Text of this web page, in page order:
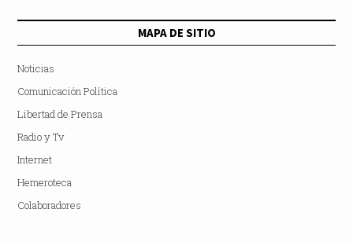
MAPA DE SITIO
Noticias
Comunicación Política
Libertad de Prensa
Radio y Tv
Internet
Hemeroteca
Colaboradores